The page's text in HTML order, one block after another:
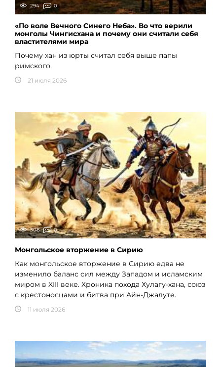
294 0
«По воле Вечного Синего Неба». Во что верили
монголы Чингисхана и почему они считали себя
властителями мира
Почему хан из юрты считал себя выше папы
римского.
21 июля 2026
308 0
Монгольское вторжение в Сирию
Как монгольское вторжение в Сирию едва не
изменило баланс сил между Западом и исламским
миром в XIII веке. Хроника похода Хулагу-хана, союз
с крестоносцами и битва при Айн-Джалуте.
11 июля 2026